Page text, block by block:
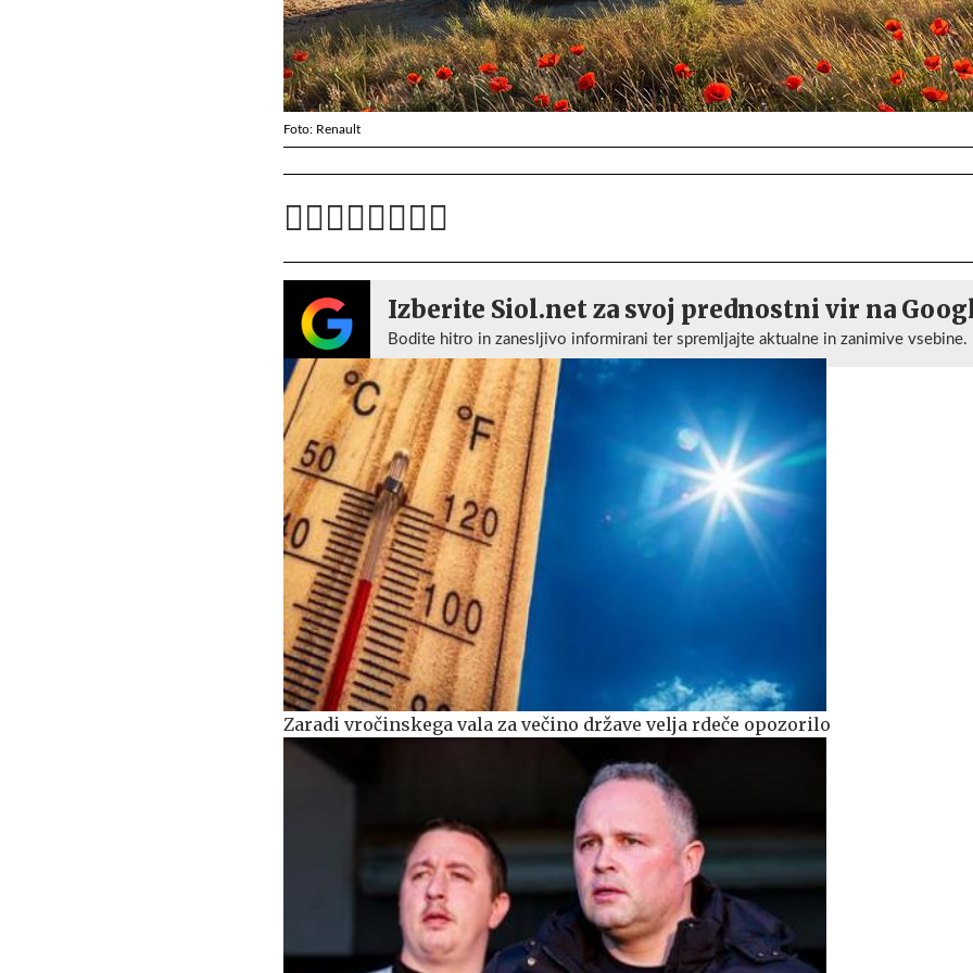
Foto: Renault
Izberite Siol.net za svoj prednostni vir na
Bodite hitro in zanesljivo informirani ter spremljajte aktualne in zanimive vsebine.
Zaradi vročinskega vala za večino države velja rdeče opozorilo